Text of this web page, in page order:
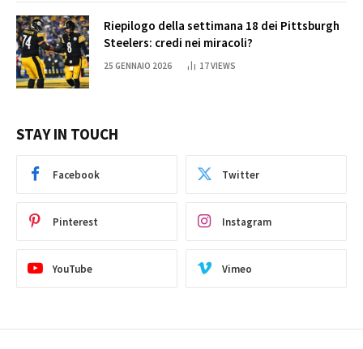
Riepilogo della settimana 18 dei Pittsburgh
Steelers: credi nei miracoli?
25 GENNAIO 2026 17VIEWS
STAY IN TOUCH
Facebook Twitter
Pinterest Instagram
YouTube Vimeo